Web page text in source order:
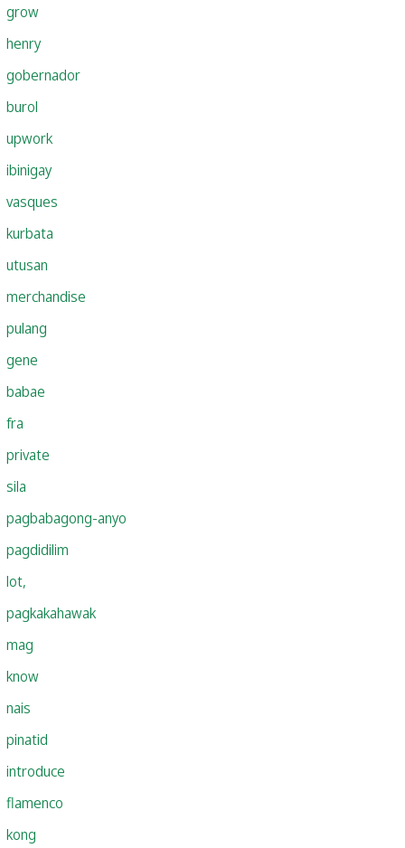
grow
henry
gobernador
burol
upwork
ibinigay
vasques
kurbata
utusan
merchandise
pulang
gene
babae
fra
private
sila
pagbabagong-anyo
pagdidilim
lot,
pagkakahawak
mag
know
nais
pinatid
introduce
flamenco
kong